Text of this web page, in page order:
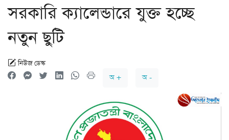
সরকারি ক্যালেন্ডারে যুক্ত হচ্ছে
নতুন ছুটি
নিউজ ডেস্ক
অ +
অ -